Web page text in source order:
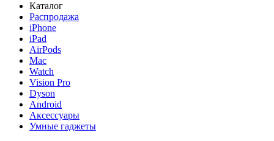
Каталог
Распродажа
iPhone
iPad
AirPods
Mac
Watch
Vision Pro
Dyson
Android
Аксессуары
Умные гаджеты